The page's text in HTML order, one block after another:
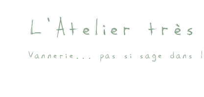
L'Atelier très
Vannerie... pas si sage dans